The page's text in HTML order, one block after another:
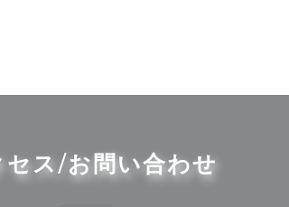
セス/お問い合わせ